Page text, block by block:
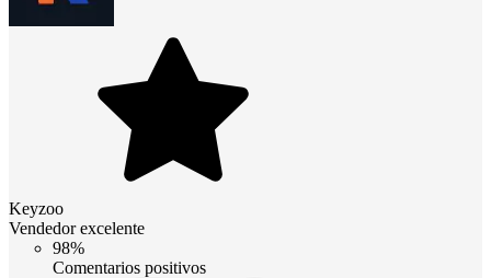
Keyzoo
Vendedor excelente
98%
Comentarios positivos